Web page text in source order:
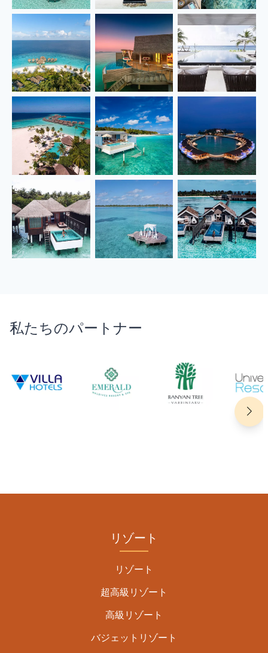
私たちのパートナー
リゾート
リゾート
超高級リゾート
高級リゾート
バジェットリゾート